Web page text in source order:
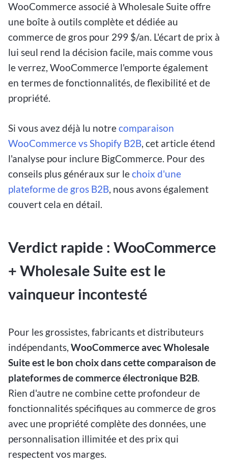
WooCommerce associé à Wholesale Suite offre
une boîte à outils complète et dédiée au
commerce de gros pour 299 $/an. L'écart de prix à
lui seul rend la décision facile, mais comme vous
le verrez, WooCommerce l'emporte également
en termes de fonctionnalités, de flexibilité et de
propriété.
Si vous avez déjà lu notrecomparaison
WooCommerce vs Shopify B2B, cet article étend
l'analyse pour inclure BigCommerce. Pour des
conseils plus généraux sur lechoix d'une
plateforme de gros B2B, nous avons également
couvert cela en détail.
Verdict rapide : WooCommerce
+ Wholesale Suite est le
vainqueur incontesté
Pour les grossistes, fabricants et distributeurs
indépendants, WooCommerce avec Wholesale
Suite est le bon choix dans cette comparaison de
plateformes de commerce électronique B2B.
Rien d'autre ne combine cette profondeur de
fonctionnalités spécifiques au commerce de gros
avec une propriété complète des données, une
personnalisation illimitée et des prix qui
respectent vos marges.